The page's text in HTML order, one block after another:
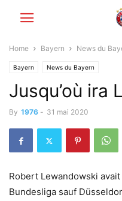
Home Bayern News du
Bayern News du Bayern
Jusqu’où ira
By 1976 - 31 mai 2020
Robert Lewandowski
Bundesliga sauf